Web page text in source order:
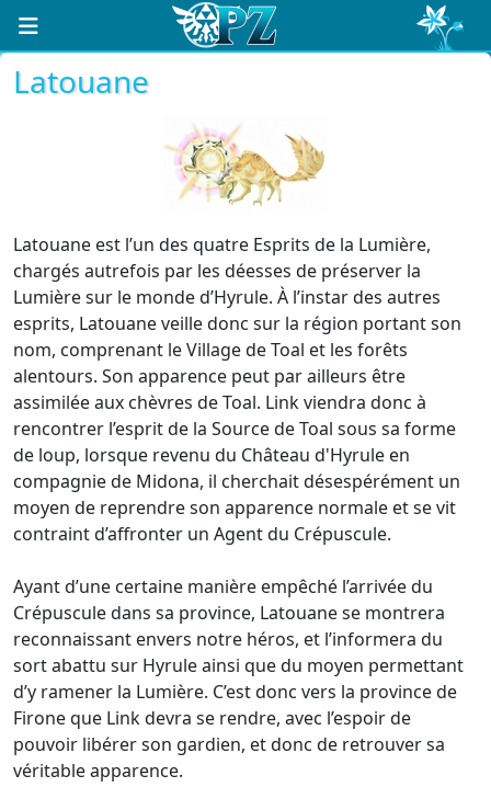
Latouane
Latouane est l’un des quatre Esprits de la Lumière,
chargés autrefois par les déesses de préserver la
Lumière sur le monde d’Hyrule. À l’instar des autres
esprits, Latouane veille donc sur la région portant son
nom, comprenant le Village de Toal et les forêts
alentours. Son apparence peut par ailleurs être
assimilée aux chèvres de Toal. Link viendra donc à
rencontrer l’esprit de la Source de Toal sous sa forme
de loup, lorsque revenu du Château d'Hyrule en
compagnie de Midona, il cherchait désespérément un
moyen de reprendre son apparence normale et se vit
contraint d’affronter un Agent du Crépuscule.
Ayant d’une certaine manière empêché l’arrivée du
Crépuscule dans sa province, Latouane se montrera
reconnaissant envers notre héros, et l’informera du
sort abattu sur Hyrule ainsi que du moyen permettant
d’y ramener la Lumière. C’est donc vers la province de
Firone que Link devra se rendre, avec l’espoir de
pouvoir libérer son gardien, et donc de retrouver sa
véritable apparence.